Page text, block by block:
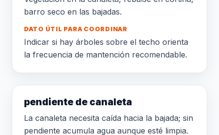
barro seco en las bajadas.
DATO ÚTIL PARA COORDINAR
Indicar si hay árboles sobre el techo orienta
la frecuencia de mantención recomendable.
pendiente de canaleta
La canaleta necesita caída hacia la bajada; sin
pendiente acumula agua aunque esté limpia.